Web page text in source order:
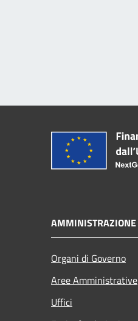
AMMINISTRAZIONE
Organi di Governo
Aree Amministrative
Uffici